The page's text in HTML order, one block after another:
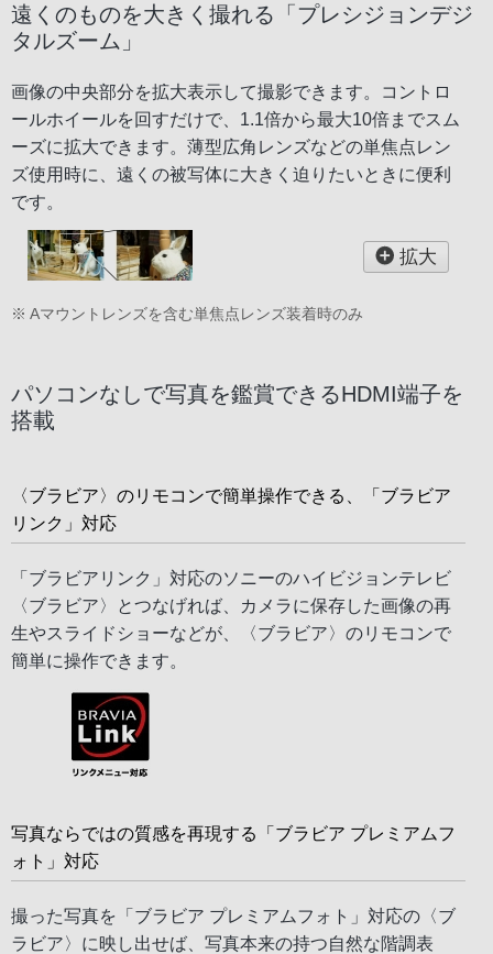
遠くのものを大きく撮れる「プレシジョンデジ
タルズーム」
画像の中央部分を拡大表示して撮影できます。コントロ
ールホイールを回すだけで、1.1倍から最大10倍までスム
ーズに拡大できます。薄型広角レンズなどの単焦点レン
ズ使用時に、遠くの被写体に大きく迫りたいときに便利
です。
拡大
※ Aマウントレンズを含む単焦点レンズ装着時のみ
パソコンなしで写真を鑑賞できるHDMI端子を
搭載
〈ブラビア〉のリモコンで簡単操作できる、「ブラビア
リンク」対応
「ブラビアリンク」対応のソニーのハイビジョンテレビ
〈ブラビア〉とつなげれば、カメラに保存した画像の再
生やスライドショーなどが、〈ブラビア〉のリモコンで
簡単に操作できます。
写真ならではの質感を再現する「ブラビア プレミアムフ
ォト」対応
撮った写真を「ブラビア プレミアムフォト」対応の〈ブ
ラビア〉に映し出せば、写真本来の持つ自然な階調表